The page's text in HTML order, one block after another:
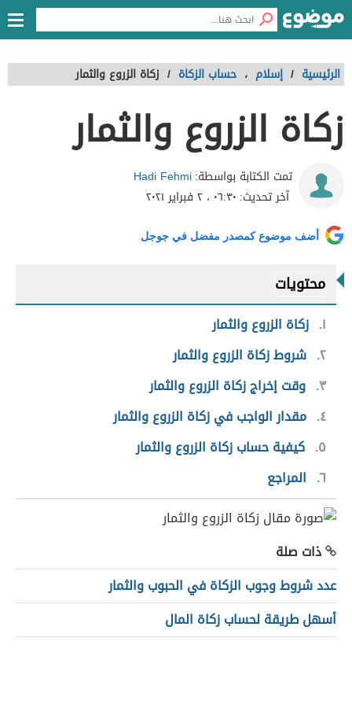
الرئيسية / إسلام ، حساب الزكاة / زكاة الزروع والثمار
زكاة الزروع والثمار
تمت الكتابة بواسطة:Hadi Fehmi
آخر تحديث: ٠٦:٣٠ ، ٢ فبراير ٢٠٢١
أضف موضوع كمصدر مفضل في جوجل
محتويات
١ زكاة الزروع والثمار
٢ شروط زكاة الزروع والثمار
٣ وقت إخراج زكاة الزروع والثمار
٤ مقدار الواجب في زكاة الزروع والثمار
٥ كيفية حساب زكاة الزروع والثمار
٦ المراجع
ذات صلة
عدد شروط وجوب الزكاة في الحبوب والثمار
أسهل طريقة لحساب زكاة المال